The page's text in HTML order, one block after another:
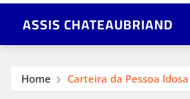
ASSIS CHATEAUBRIAND
Home Carteira da Pessoa